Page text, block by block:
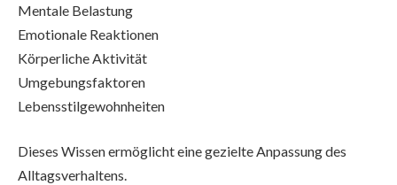
Mentale Belastung
Emotionale Reaktionen
Körperliche Aktivität
Umgebungsfaktoren
Lebensstilgewohnheiten
Dieses Wissen ermöglicht eine gezielte Anpassung des
Alltagsverhaltens.